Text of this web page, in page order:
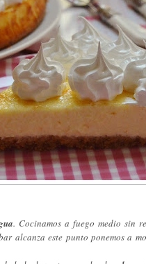
. Cocinamos a fuego medio sin
alcanza este punto ponemos a